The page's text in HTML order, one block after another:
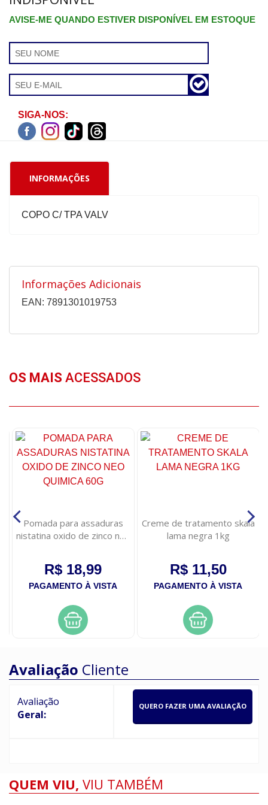
AVISE-ME QUANDO ESTIVER DISPONÍVEL EM ESTOQUE
SIGA-NOS:
INFORMAÇÕES
COPO C/ TPA VALV
Informações Adicionais
EAN: 7891301019753
OS MAIS ACESSADOS
Pomada para assaduras
nistatina oxido de zinco neo
R$ 18,99
PAGAMENTO À VISTA
Creme de tratamento skala
lama negra 1kg
R$ 11,50
PAGAMENTO À VISTA
Avaliação Cliente
Avaliação
Geral:
QUERO FAZER UMA AVALIAÇÃO
QUEM VIU, VIU TAMBÉM